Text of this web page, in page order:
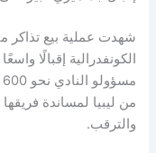
شهدت عملية بيع تذاكر
الكونفدرالية إقبالًا
من ليبيا لمساندة
والترقب.